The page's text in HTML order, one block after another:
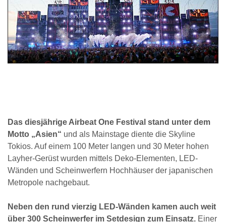
Das diesjährige Airbeat One Festival stand unter dem
Motto „Asien“ und als Mainstage diente die Skyline
Tokios. Auf einem 100 Meter langen und 30 Meter hohen
Layher-Gerüst wurden mittels Deko-Elementen, LED-
Wänden und Scheinwerfern Hochhäuser der japanischen
Metropole nachgebaut.
Neben den rund vierzig LED-Wänden kamen auch weit
über 300 Scheinwerfer im Setdesign zum Einsatz. Einer